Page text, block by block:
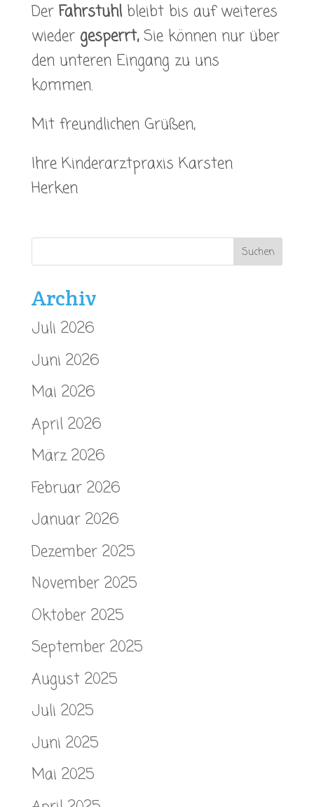
Der Fahrstuhlbleibt bis auf weiteres
wieder gesperrt,Sie können nur über
den unteren Eingang zu uns
kommen.
Mit freundlichen Grüßen,
Ihre Kinderarztpraxis Karsten
Herken
Archiv
Juli 2026
Juni 2026
Mai 2026
April 2026
März 2026
Februar 2026
Januar 2026
Dezember 2025
November 2025
Oktober 2025
September 2025
August 2025
Juli 2025
Juni 2025
Mai 2025